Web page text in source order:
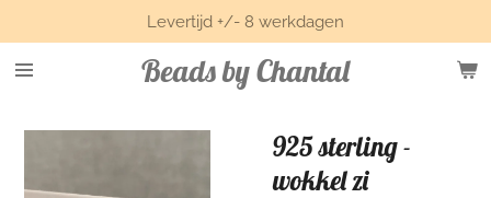
direct
naar
hoofdinhoud
Beads by Chantal
Levertijd +/- 8 werkdagen
925 sterling -
wokkel zi